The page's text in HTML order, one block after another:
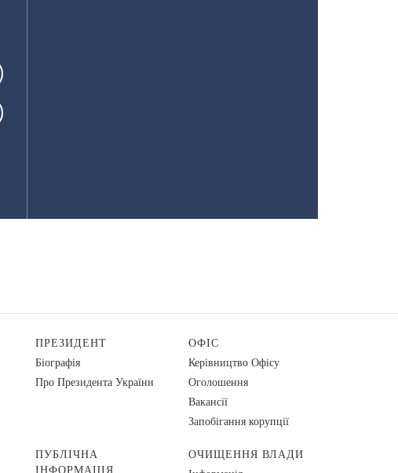
ПРЕЗИДЕНТ
Біографія
Про Президента України
ОФІС
Керівництво Офісу
Оголошення
Вакансії
Запобігання корупції
ПУБЛІЧНА
ІНФОРМАЦІЯ
ОЧИЩЕННЯ ВЛАДИ